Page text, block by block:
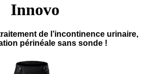
Innovo
de l’incontinence urinaire,
périnéale sans sonde !